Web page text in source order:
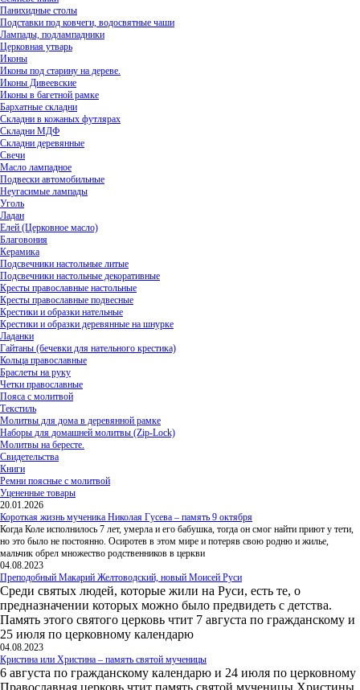
Панихидные столы
Подставки под ковчеги, водосвятные чаши
Лампады, подлампадники
Церковная утварь
Иконы
Иконы под старину на дереве.
Иконы Дивеевские
Иконы в багетной рамке
Бархатные складни
Складни в кожаных футлярах
Складни МДФ
Складни деревянные
Свечи
Масло лампадное
Подвески автомобильные
Неугасимые лампады
Уголь
Ладан
Елей (Церковное масло)
Благовония
Керамика
Подсвечники настольные литые
Подсвечники настольные декоративные
Кресты православные настольные
Кресты православные подвесные
Крестики и образки нательные
Крестики и образки деревянные на шнурке
Ладанки
Гайтаны (бечевки для нательного крестика)
Кольца православные
Браслеты на руку
Четки православные
Пояса с молитвой
Текстиль
Молитвы для дома в деревянной рамке
Наборы для домашней молитвы (Zip-Lock)
Молитвы на бересте.
Свидетельства
Книги
Ремни поясные с молитвой
Уцененные товары
20.01.2026
Короткая жизнь мученика Николая Гусева – память 9 октября
Когда Коле исполнилось 7 лет, умерла и его бабушка, тогда он смог найти приют у тети,
но это было не постоянно. Осиротев в этом мире и потеряв свою родню и жилье,
мальчик обрел множество родственников в церкви
04.08.2023
Преподобный Макарий Желтоводский, новый Моисей Руси
Среди святых людей, которые жили на Руси, есть те, о
предназначении которых можно было предвидеть с детства.
Память этого святого церковь чтит 7 августа по гражданскому и
25 июля по церковному календарю
04.08.2023
Кристина или Христина – память святой мученицы
6 августа по гражданскому календарю и 24 июля по церковному
Православная церковь чтит память святой мученицы Христины